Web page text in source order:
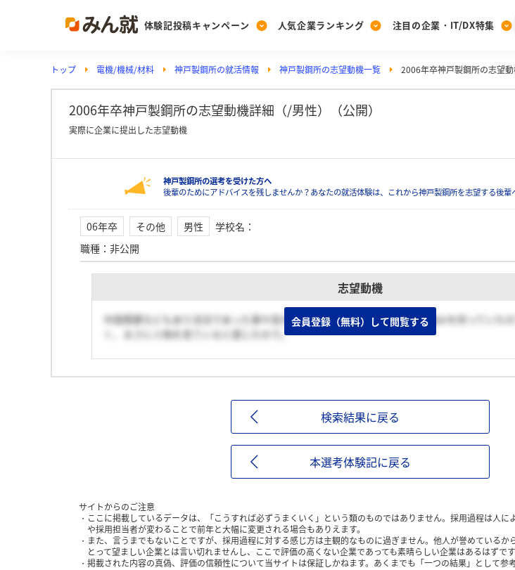
体験記投稿キャンペーン
Post
投稿する
[27卒] 本選考体験記投稿キャ
人気企業ランキング
Ranking
ランキングを見る
Vote
投票する
注目の企業・IT/DX特集
PickUp
注目の企業特集
トップ 電機/機械/材料 神戸製鋼所の就活情報 神戸製鋼所の志望動機一覧 2006年卒神戸製鋼所の志望
2006年卒神戸製鋼所の志望動機詳細（/男性）（公開）
実際に企業に提出した志望動機
神戸製鋼所の選考を受けた方へ
後輩のためにアドバイスを残しませんか？あなたの就活体験は、これから神戸製鋼所を志望する後輩
06年卒 その他 男性 学校名 ：
職種 ： 非公開
志望動機
中国需要などもあり活況であった事や高付加価値製品を複数持っており、強みを持っていた
く、まさに人物を見ていると感じたので。
会員登録（無料）して閲覧する
検索結果に戻る
本選考体験記に戻る
サイトからのご注意
ここに掲載しているデータは、「こうすれば必ずうまくいく」という類のものではありません。採用過程は人に
や採用担当者が変わることで前年と大幅に変更される場合もありえます。
また、言うまでもないことですが、採用過程に対する感じ方は主観的なものに過ぎません。他人が誉めているか
とって望ましい企業とは言い切れませんし、ここで評価の高くない企業であっても素晴らしい企業はあるはずです
掲載された内容の真偽、評価の信頼性について当サイトは保証しかねます。あくまでも「一つの結果」として参